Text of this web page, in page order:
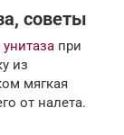
советы
при
из
мягкая
от налета.